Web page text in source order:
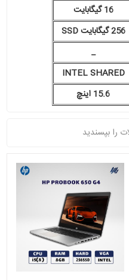
16 گیگابایت
256 گیگابایت SSD
_
INTEL SHARED
15.6 اینچ
را بپسندید